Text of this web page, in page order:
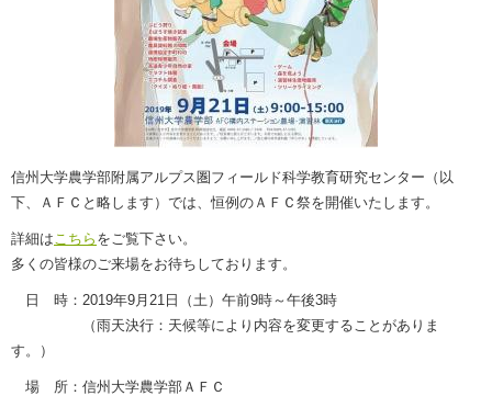
信州大学農学部附属アルプス圏フィールド科学教育研究センター（以
下、ＡＦＣと略します）では、恒例のＡＦＣ祭を開催いたします。
詳細はこちら をご覧下さい。
多くの皆様のご来場をお待ちしております。
日 時：2019年9月21日（土）午前9時～午後3時
（雨天決行：天候等により内容を変更することがありま
す。）
場 所：信州大学農学部ＡＦＣ